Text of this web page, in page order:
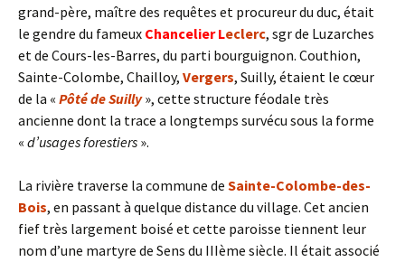
grand-père, maître des requêtes et procureur du duc, était
le gendre du fameux ChancelierLeclerc, sgr de Luzarches
et de Cours-les-Barres, du parti bourguignon. Couthion,
Sainte-Colombe, Chailloy, Vergers, Suilly, étaient le cœur
de la « Pôté de Suilly», cette structure féodale très
ancienne dont la trace a longtemps survécu sous la forme
« d’usages forestiers ».
La rivière traverse la commune de Sainte-Colombe-des-
Bois, en passant à quelque distance du village. Cet ancien
fief très largement boisé et cette paroisse tiennent leur
nom d’une martyre de Sens du IIIème siècle. Il était associé